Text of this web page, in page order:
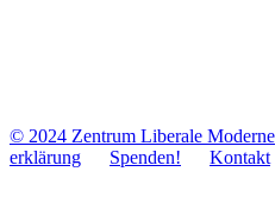
© 2024 Zentrum Libe­rale Moderne
er­klä­rung
Spenden! Kontakt